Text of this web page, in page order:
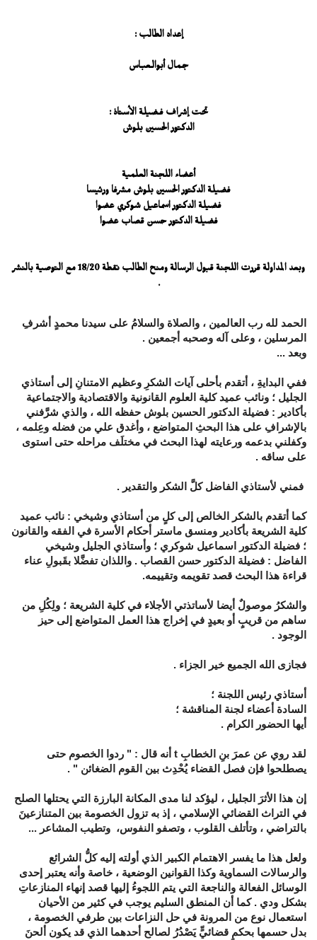
إعداد الطالب :
جـمال أبوالـعبـاس
تحت إشراف فـضيلة الأستاذ :
الدكتور الحسين بلوش
أعضاء اللجنة العلمية
فضيلة الدكتور الحسين بلوش مشرفا ورئيسا
فضيلة الدكتور اسماعيل شوكري عضوا
فضيلة الدكتور حسن قصاب عضوا
وبعد المداولة قررت اللجنة قبول الرسالة ومنح الطالب نقطة 18/20 مع التوصية بالنشر
.
الحمد لله رب العالمين ، والصلاة والسلامُ على سيدنا محمدٍ أشرفِ
المرسلين ، وعلى آله وصحبه أجمعين .
وبعد ...
ففي البدايةِ ، أتقدم بأحلى آيات الشكرِ وعظيم الامتنانِ إلى أستاذي
الجليل ؛ ونائب عميد كلية العلوم القانونية والاقتصادية والاجتماعية
بأكادير : فضيلة الدكتور الحسين بلوش حفظه الله ، والذي شرَّفني
بالإشرافِ على هذا البحثِ المتواضع ، وأغدق علي من فضله وعِلمه ،
وكفلني بدعمه ورعايته لهذا البحث في مختلَف مراحله حتى استوى
على ساقه .
فمني لأستاذي الفاضل كلَّ الشكر والتقدير .
كما أتقدم بالشكر الخالص إلى كلٍ من أستاذي وشيخي : نائب عميد
كلية الشريعة بأكادير ومنسق ماستر أحكام الأسرة في الفقه والقانون
؛ فضيلة الدكتور اسماعيل شوكري ؛ وأستاذي الجليل وشيخي
الفاضل : فضيلة الدكتور حسن القصاب . واللذان تفضَّلا بقَبولِ عناء
قراءة هذا البحث قصد تقويمه وتقييمه.
والشكرُ موصولٌ أيضا لأساتذتي الأجلاء في كلية الشريعة ؛ ولِكُلِ من
ساهم من قريبٍ أو بعيدٍ في إخراج هذا العمل المتواضع إلى حيز
الوجود .
فجازى الله الجميع خير الجزاء .
أستاذي رئيس اللجنة ؛
السادة أعضاء لجنة المناقشة ؛
أيها الحضور الكرام .
لقد روي عن عمرَ بنِ الخطابِ t أنه قال : " ردوا الخصوم حتى
يصطلحوا فإن فصل القضاء يُحْدِث بين القوم الضغائن " .
إن هذا الأثرَ الجليل ، ليؤكد لنا مدى المكانة البارزة التي يحتلها الصلح
في التراث القضائي الإسلامي ، إذ به تزول الخصومة بين المتنازعينَ
بالتراضي ، وتأتلف القلوب ، وتصفو النفوس، وتطيب المشاعر ...
ولعل هذا ما يفسر الاهتمام الكبير الذي أولته إليه كلُّ الشرائع
والرسالات السماوية وكذا القوانين الوضعية ، خاصة وأنه يعتبر إحدى
الوسائل الفعالة والناجعة التي يتم اللجوءُ إليها قصد إنهاء المنازعاتِ
بشكل ودي . كما أن المنطق السليم يوجب في كثير من الأحيان
استعمال نوع من المرونة في حل النزاعات بين طرفي الخصومة ،
بدل حسمها بحكمٍ قضائيٍّ يَصْدُرُ لصالح أحدهما الذي قد يكون ألحنَ